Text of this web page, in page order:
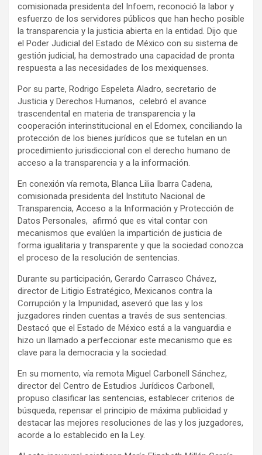
comisionada presidenta del Infoem, reconoció la labor y
esfuerzo de los servidores públicos que han hecho posible
la transparencia y la justicia abierta en la entidad. Dijo que
el Poder Judicial del Estado de México con su sistema de
gestión judicial, ha demostrado una capacidad de pronta
respuesta a las necesidades de los mexiquenses.
Por su parte, Rodrigo Espeleta Aladro, secretario de
Justicia y Derechos Humanos, celebró el avance
trascendental en materia de transparencia y la
cooperación interinstitucional en el Edomex, conciliando la
protección de los bienes jurídicos que se tutelan en un
procedimiento jurisdiccional con el derecho humano de
acceso a la transparencia y a la información.
En conexión vía remota, Blanca Lilia Ibarra Cadena,
comisionada presidenta del Instituto Nacional de
Transparencia, Acceso a la Información y Protección de
Datos Personales, afirmó que es vital contar con
mecanismos que evalúen la impartición de justicia de
forma igualitaria y transparente y que la sociedad conozca
el proceso de la resolución de sentencias.
Durante su participación, Gerardo Carrasco Chávez,
director de Litigio Estratégico, Mexicanos contra la
Corrupción y la Impunidad, aseveró que las y los
juzgadores rinden cuentas a través de sus sentencias.
Destacó que el Estado de México está a la vanguardia e
hizo un llamado a perfeccionar este mecanismo que es
clave para la democracia y la sociedad.
En su momento, vía remota Miguel Carbonell Sánchez,
director del Centro de Estudios Jurídicos Carbonell,
propuso clasificar las sentencias, establecer criterios de
búsqueda, repensar el principio de máxima publicidad y
destacar las mejores resoluciones de las y los juzgadores,
acorde a lo establecido en la Ley.